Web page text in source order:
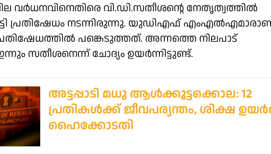
വർധനവിനെതിരെ വി.ഡി.സതീശന്റെ നേതൃത്വത്തിൽ
പ്രതിഷേധം നടന്നിരുന്നു. യുഡിഎഫ്
പങ്കെടുത്തത്. അന്നത്തെ നിലപാട്
സതീശനെന്ന് ചോദ്യം ഉയർന്നിട്ടുണ്ട്.
അട്ടപ്പാടി മധു ആള്‍ക്കൂട്ടക്കൊല: 12
പ്രതികള്‍ക്ക് ജീവപര്യന്തം, ശിക്ഷ
ഹൈക്കോടതി